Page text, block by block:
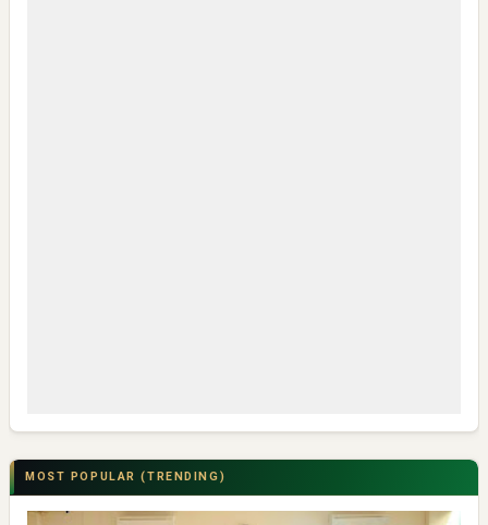
MOST POPULAR (TRENDING)